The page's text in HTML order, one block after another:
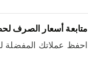
متابعة أسعار الصرف
احفظ عملاتك المفضلة